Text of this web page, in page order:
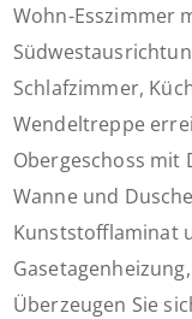
Wohn-Esszimmer
Schlafzimmer,
Wendeltreppe
Obergeschoss mit
Wanne und
Kunststofflaminat
Überzeugen Sie